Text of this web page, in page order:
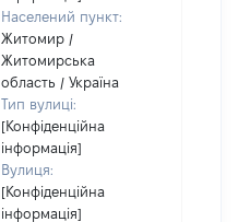
Населений пункт:
Житомир /
Житомирська
область / Україна
Тип вулиці:
[Конфіденційна
інформація]
Вулиця:
[Конфіденційна
інформація]